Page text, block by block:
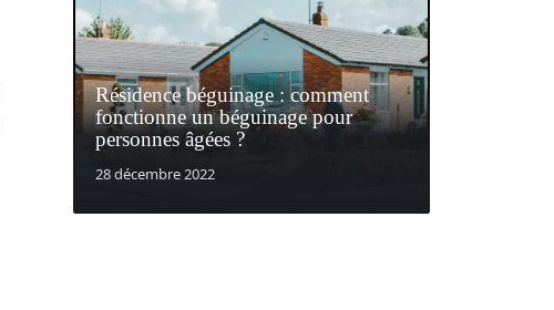
Résidence béguinage : comment
fonctionne un béguinage pour
personnes âgées ?
28 décembre 2022